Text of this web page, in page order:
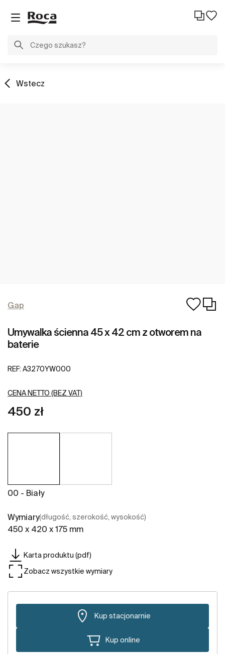
Wstecz
Gap
Umywalka ścienna 45 x 42 cm z otworem na
baterie
REF: A3270YW000
CENA NETTO (BEZ VAT)
450 zł
00 - Biały
Wymiary(długość, szerokość, wysokość)
450 x 420 x 175 mm
Karta produktu (pdf)
Zobacz wszystkie wymiary
Kup stacjonarnie
Kup online